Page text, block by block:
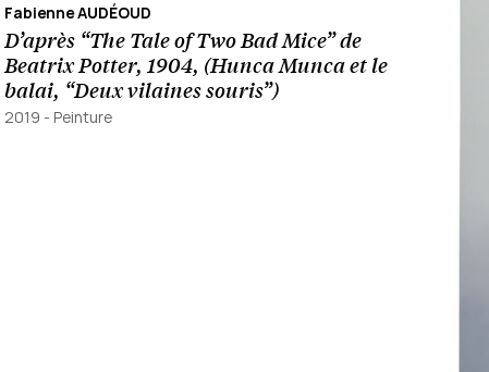
Fabienne AUDÉOUD
D’après “The Tale of Two Bad Mice” de
Beatrix Potter, 1904, (Hunca Munca et le
balai, “Deux vilaines souris”)
2019 - Peinture